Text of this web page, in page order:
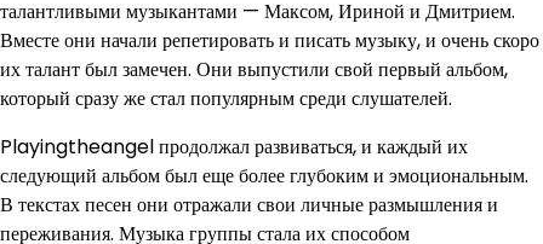
талантливыми музыкантами — Максом, Ириной и Дмитрием.
Вместе они начали репетировать и писать музыку, и очень скоро
их талант был замечен. Они выпустили свой первый альбом,
который сразу же стал популярным среди слушателей.
Playingtheangel продолжал развиваться, и каждый их
следующий альбом был еще более глубоким и эмоциональным.
В текстах песен они отражали свои личные размышления и
переживания. Музыка группы стала их способом